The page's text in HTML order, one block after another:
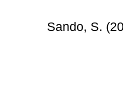
Sando, S.